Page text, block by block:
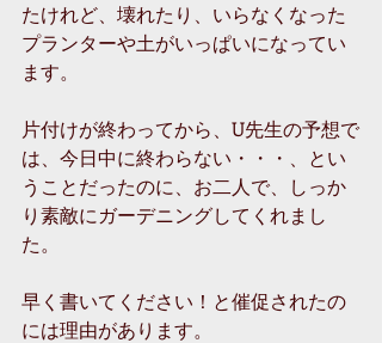
たけれど、壊れたり、いらなくなった
プランターや土がいっぱいになってい
ます。
片付けが終わってから、U先生の予想で
は、今日中に終わらない・・・、とい
うことだったのに、お二人で、しっか
り素敵にガーデニングしてくれまし
た。
早く書いてください！と催促されたの
には理由があります。